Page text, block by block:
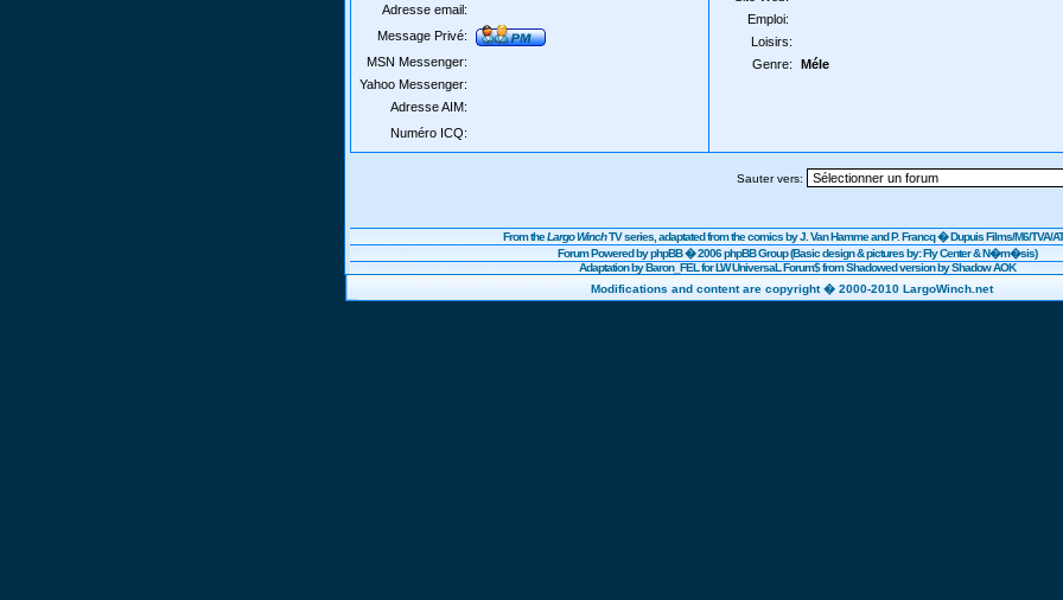
Emploi:
Loisirs:
Genre:
Méle
Adresse email:
Message Privé:
MSN Messenger:
Yahoo Messenger:
Adresse AIM:
Numéro ICQ:
Sauter vers:
From theLargo WinchTV series, adaptated from the comics by J. Van Hamme and P. Francq �DupuisFilms/M6/TVA/
Forum Powered byphpBB� 2006 phpBB Group (Basic design & pictures by: Fly Center & N�m�sis)
Adaptation by Baron_FEL for LW UniversaL Forum$ from Shadowed version by Shadow AOK
Modifications and content are copyright � 2000-2010 LargoWinch.net